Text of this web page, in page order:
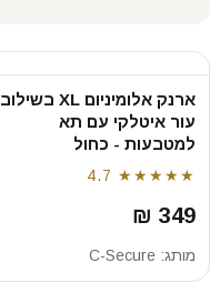
ארנק אלומיניום XL בשילוב
עור איטלקי עם תא
למטבעות - כחול
★★★★★
4.7
349 ₪
מותג: C-Secure